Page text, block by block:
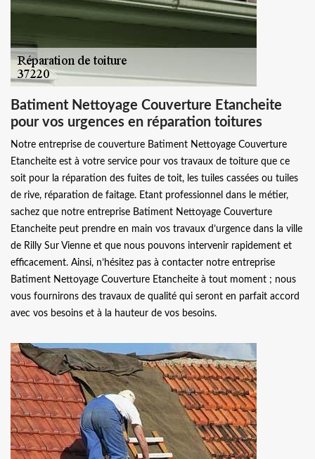
Batiment Nettoyage Couverture Etancheite
pour vos urgences en réparation toitures
Notre entreprise de couverture Batiment Nettoyage Couverture
Etancheite est à votre service pour vos travaux de toiture que ce
soit pour la réparation des fuites de toit, les tuiles cassées ou tuiles
de rive, réparation de faitage. Etant professionnel dans le métier,
sachez que notre entreprise Batiment Nettoyage Couverture
Etancheite peut prendre en main vos travaux d’urgence dans la ville
de Rilly Sur Vienne et que nous pouvons intervenir rapidement et
efficacement. Ainsi, n’hésitez pas à contacter notre entreprise
Batiment Nettoyage Couverture Etancheite à tout moment ; nous
vous fournirons des travaux de qualité qui seront en parfait accord
avec vos besoins et à la hauteur de vos besoins.